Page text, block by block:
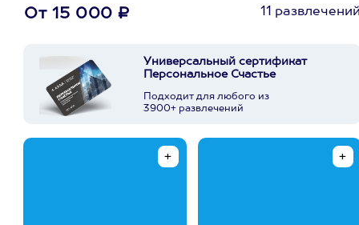
От 15 000 ₽ 11
Универсальный сертификат
Персональное Счастье
Подходит для любого из
3900+ развлечений